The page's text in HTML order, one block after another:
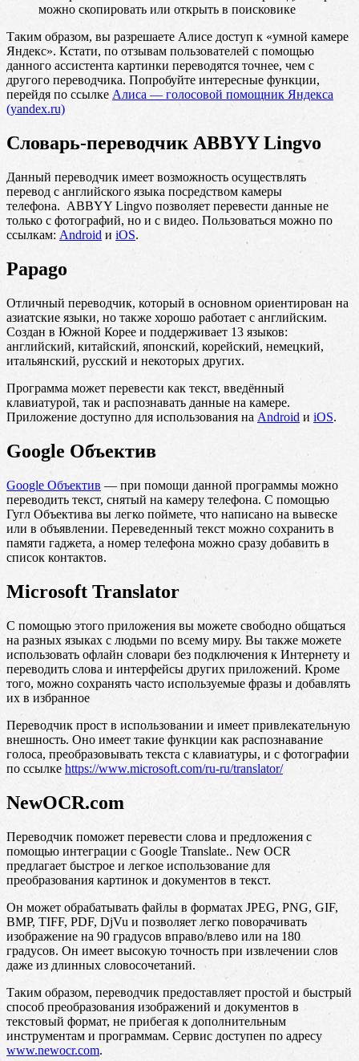
можно скопировать или открыть в поисковике
Таким образом, вы разрешаете Алисе доступ к «умной камере
Яндекс». Кстати, по отзывам пользователей с помощью
данного ассистента картинки переводятся точнее, чем с
другого переводчика. Попробуйте интересные функции,
перейдя по ссылке Алиса — голосовой помощник Яндекса
(yandex.ru)
Словарь-переводчик ABBYY Lingvo
Данный переводчик имеет возможность осуществлять
перевод с английского языка посредством камеры
телефона. ABBYY Lingvo позволяет перевести данные не
только с фотографий, но и с видео. Пользоваться можно по
ссылкам: Android и iOS.
Papago
Отличный переводчик, который в основном ориентирован на
азиатские языки, но также хорошо работает с английским.
Создан в Южной Корее и поддерживает 13 языков:
английский, китайский, японский, корейский, немецкий,
итальянский, русский и некоторых других.
Программа может перевести как текст, введённый
клавиатурой, так и распознавать данные на камере.
Приложение доступно для использования на Android и iOS.
Google Объектив
Google Объектив — при помощи данной программы можно
переводить текст, снятый на камеру телефона. С помощью
Гугл Объектива вы легко поймете, что написано на вывеске
или в объявлении. Переведенный текст можно сохранить в
памяти гаджета, а номер телефона можно сразу добавить в
список контактов.
Microsoft Translator
С помощью этого приложения вы можете свободно общаться
на разных языках с людьми по всему миру. Вы также можете
использовать офлайн словари без подключения к Интернету и
переводить слова и интерфейсы других приложений. Кроме
того, можно сохранять часто используемые фразы и добавлять
их в избранное
Переводчик прост в использовании и имеет привлекательную
внешность. Оно имеет такие функции как распознавание
голоса, преобразовывать текста с клавиатуры, и с фотографии
по ссылке https://www.microsoft.com/ru-ru/translator/
NewOCR.com
Переводчик поможет перевести слова и предложения с
помощью интеграции с Google Translate.. New OCR
предлагает быстрое и легкое использование для
преобразования картинок и документов в текст.
Он может обрабатывать файлы в форматах JPEG, PNG, GIF,
BMP, TIFF, PDF, DjVu и позволяет легко поворачивать
изображение на 90 градусов вправо/влево или на 180
градусов. Он имеет высокую точность при извлечении слов
даже из длинных словосочетаний.
Таким образом, переводчик предоставляет простой и быстрый
способ преобразования изображений и документов в
текстовый формат, не прибегая к дополнительным
инструментам и программам. Сервис доступен по адресу
www.newocr.com.